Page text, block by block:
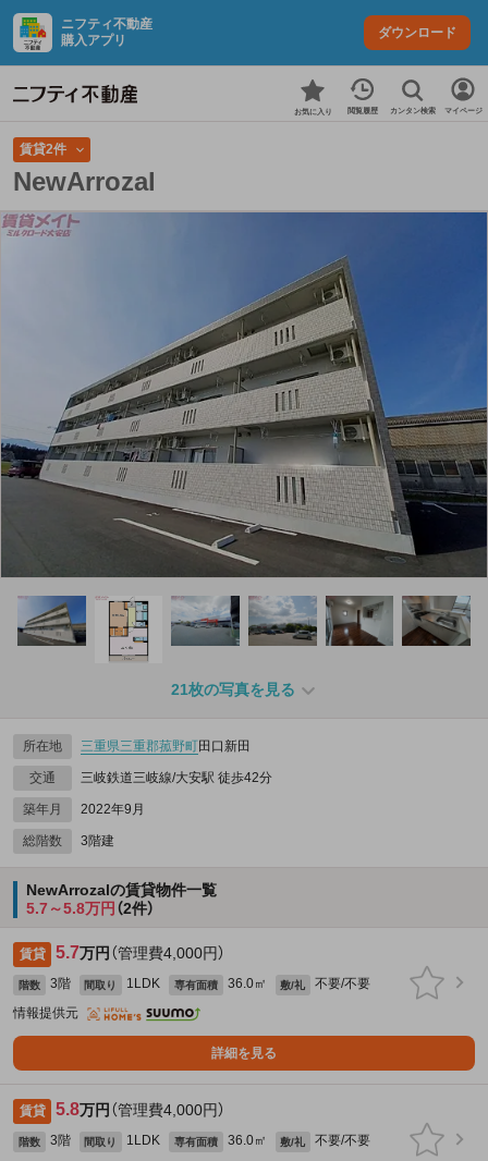
ニフティ不動産
購入アプリ
ダウンロード
お気に入り 閲覧履歴 カンタン検索 マイページ
賃貸2件
NewArrozal
21枚の写真を見る
所在地 三重県三重郡菰野町田口新田
交通 三岐鉄道三岐線/大安駅 徒歩42分
築年月 2022年9月
総階数 3階建
NewArrozalの賃貸物件一覧
5.7～5.8万円 （2件）
賃貸 5.7万円 （管理費4,000円）
階数 3階 間取り 1LDK 専有面積 36.0㎡ 敷/礼
不要/不要
情報提供元
詳細を見る
賃貸 5.8万円 （管理費4,000円）
階数 3階 間取り 1LDK 専有面積 36.0㎡ 敷/礼
不要/不要